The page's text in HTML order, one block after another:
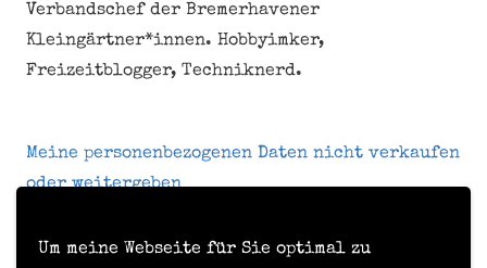
Um meine Webseite für Sie optimal zu
Verbandschef der Bremerhavener
Kleingärtner*innen. Hobbyimker,
Freizeitblogger, Techniknerd.
Meine personenbezogenen Daten nicht verkaufen
oder weitergeben